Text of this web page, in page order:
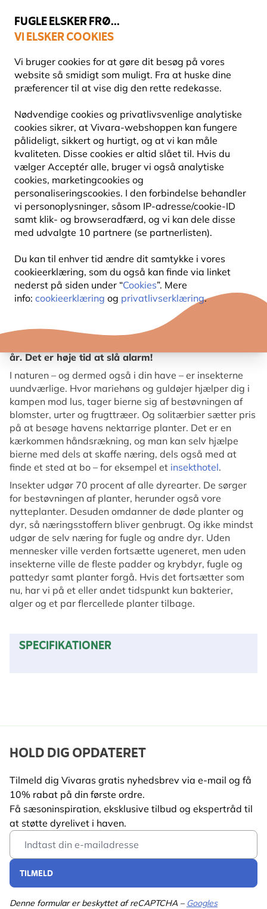
FUGLE ELSKER FRØ...
VI ELSKER COOKIES
Vi bruger cookies for at gøre dit besøg på vores
website så smidigt som muligt. Fra at huske dine
præferencer til at vise dig den rette redekasse.
Nødvendige cookies og privatlivsvenlige analytiske
cookies sikrer, at Vivara-webshoppen kan fungere
pålideligt, sikkert og hurtigt, og at vi kan måle
kvaliteten. Disse cookies er altid slået til. Hvis du
vælger Acceptér alle, bruger vi også analytiske
cookies, marketingcookies og
personaliseringscookies. I den forbindelse behandler
vi personoplysninger, såsom IP-adresse/cookie-ID
samt klik- og browseradfærd, og vi kan dele disse
med udvalgte 10 partnere (se partnerlisten).
Du kan til enhver tid ændre dit samtykke i vores
cookieerklæring, som du også kan finde via linket
nederst på siden under “Cookies”. Mere
info: cookieerklæring og privatlivserklæring.
Fri fragt over 499 kr.
429 TOO MANY
REQUESTS nginx
429 TOO MANY REQUESTS
nginx
Blog Dyrearter Insekter
INSEKTER
30 September 2024 DYREARTER
INFORMATION OM INSEKTER
Har det også slået dig, at der ikke er så mange
insekter på forruden om sommeren længere? Den
rene forrude er et tydeligt vidnesbyrd om det drama,
der udspiller sig i insekternes verden. En nylig tysk
undersøgelse viste, at antallet af insekter er faldet
år. Det er høje tid at slå alarm!
I naturen – og dermed også i din have – er insekterne
uundværlige. Hvor mariehøns og guldøjer hjælper dig i
kampen mod lus, tager bierne sig af bestøvningen af
blomster, urter og frugttræer. Og solitærbier sætter pris
på at besøge havens nektarrige planter. Det er en
kærkommen håndsrækning, og man kan selv hjælpe
bierne med dels at skaffe næring, dels også med at
finde et sted at bo – for eksempel et insekthotel.
Insekter udgør 70 procent af alle dyrearter. De sørger
for bestøvningen af planter, herunder også vore
nytteplanter. Desuden omdanner de døde planter og
dyr, så næringsstoffern bliver genbrugt. Og ikke mindst
udgør de selv næring for fugle og andre dyr. Uden
mennesker ville verden fortsætte ugeneret, men uden
insekterne ville de fleste padder og krybdyr, fugle og
pattedyr samt planter forgå. Hvis det fortsætter som
nu, har vi på et eller andet tidspunkt kun bakterier,
alger og et par flercellede planter tilbage.
SPECIFIKATIONER
HOLD DIG OPDATERET
Tilmeld dig Vivaras gratis nyhedsbrev via e-mail og få
10% rabat på din første ordre.
Få sæsoninspiration, eksklusive tilbud og ekspertråd til
at støtte dyrelivet i haven.
Email Address
TILMELD
Denne formular er beskyttet af reCAPTCHA – Googles